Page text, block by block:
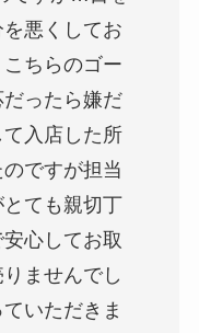
悪くしてお
ちらのゴー
ったら嫌だ
入店した所
ですが担当
ても親切丁
心してお取
ませんでし
いただきま